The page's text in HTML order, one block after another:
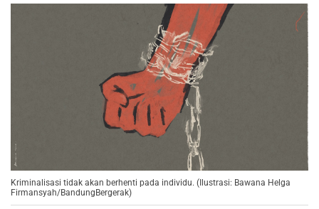
Kriminalisasi tidak akan berhenti pada individu. (Ilustrasi: Bawana Helga
Firmansyah/BandungBergerak)